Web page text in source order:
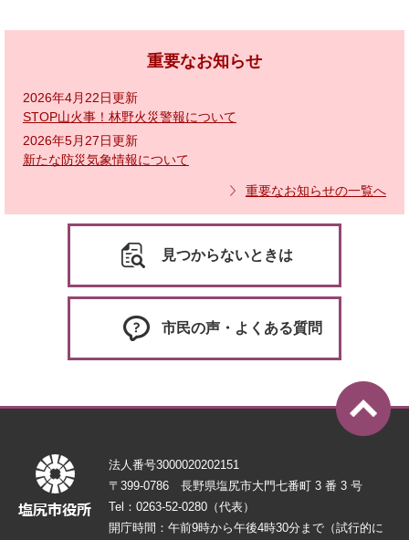
重要なお知らせ
2026年4月22日更新
STOP山火事！林野火災警報について
2026年5月27日更新
新たな防災気象情報について
重要なお知らせの一覧へ
見つからないときは
市民の声・よくある質問
法人番号3000020202151
〒399-0786 長野県塩尻市大門七番町 3 番 3 号
Tel：0263-52-0280（代表）
開庁時間：午前9時から午後4時30分まで（試行的に